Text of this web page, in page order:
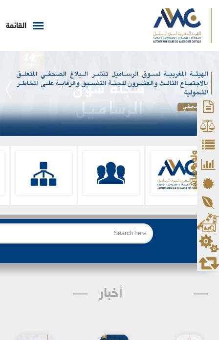
القائمة
بحث
أخبار
ولوج مباشر